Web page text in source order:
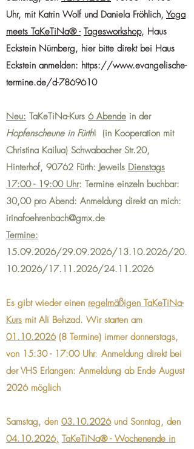
Uhr, mit Katrin Wolf und Daniela Fröhlich, Yoga
meets TaKeTiNa® - Tagesworkshop, Haus
Eckstein Nürnberg, hier bitte direkt bei Haus
Eckstein anmelden: https://www.evangelische-
termine.de/d-7869610
Neu: TaKeTiNa-Kurs 6 Abende in der
Hopfenscheune in Fürth! (in Kooperation mit
Christina Kailua) Schwabacher Str.20,
Hinterhof, 90762 Fürth: Jeweils Dienstags
17:00 - 19:00 Uhr: Termine einzeln buchbar:
30,00 pro Abend: Anmeldung direkt an mich:
irinafoehrenbach@gmx.de
​Termine:
15.09.2026/29.09.2026/13.10.2026/20.
10.2026/17.11.2026/24.11.2026
Es gibt wieder einen regelmäßigen TaKeTiNa-
Kurs mit Ali Behzad. Wir starten am
01.10.2026(8 Termine) immer donnerstags,
von 15:30 - 17:00 Uhr: Anmeldung direkt bei
der VHS Erlangen: Anmeldung ab Ende August
2026 möglich
Samstag, den 03.10.2026und Sonntag, den
04.10.2026, TaKeTiNa® - Wochenende in